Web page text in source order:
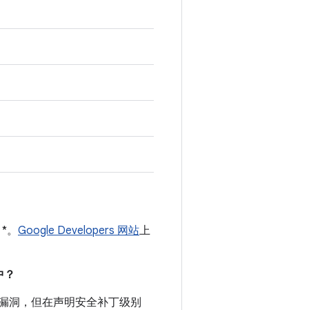
Google Developers 网站上
洞，但在声明安全补丁级别